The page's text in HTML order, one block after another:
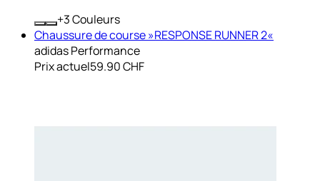
+ Couleurs
Chaussure de course »RESPONSE RUNNER 2«
adidas Performance
Prix actuel59.90 CHF